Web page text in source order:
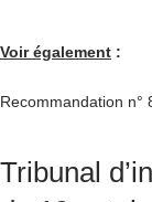
Voir également :
Recommandation n°
Tribunal